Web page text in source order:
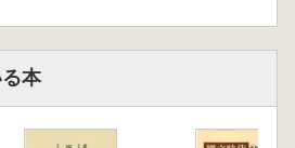
本